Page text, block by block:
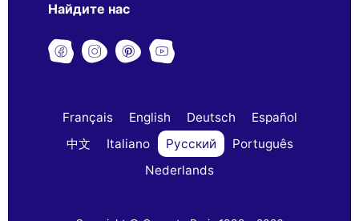
Найдите нас
Français English Deutsch
Español
中文
Italiano Русский
Português
Nederlands